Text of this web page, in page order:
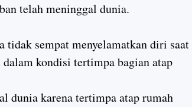
telah meninggal dunia.
tidak sempat menyelamatkan diri saat
kondisi tertimpa bagian atap
dunia karena tertimpa atap rumah